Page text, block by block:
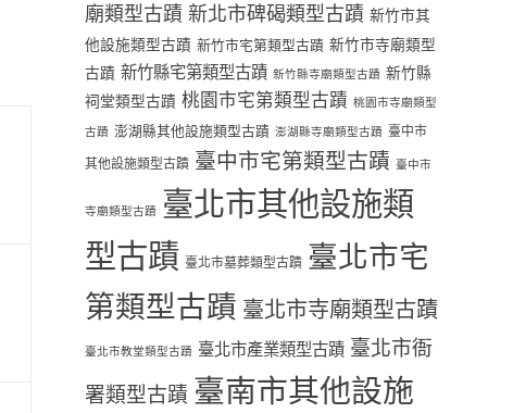
廟類型古蹟 新北市碑碣類型古蹟 新竹市其
他設施類型古蹟 新竹市宅第類型古蹟 新竹市寺廟類型
古蹟 新竹縣宅第類型古蹟 新竹縣寺廟類型古蹟 新竹縣
祠堂類型古蹟 桃園市宅第類型古蹟 桃園市寺廟類型
古蹟 澎湖縣其他設施類型古蹟 澎湖縣寺廟類型古蹟 臺中市
其他設施類型古蹟 臺中市宅第類型古蹟 臺中市
寺廟類型古蹟 臺北市其他設施類
型古蹟 臺北市墓葬類型古蹟 臺北市宅
第類型古蹟 臺北市寺廟類型古蹟
臺北市教堂類型古蹟 臺北市產業類型古蹟 臺北市衙
署類型古蹟 臺南市其他設施